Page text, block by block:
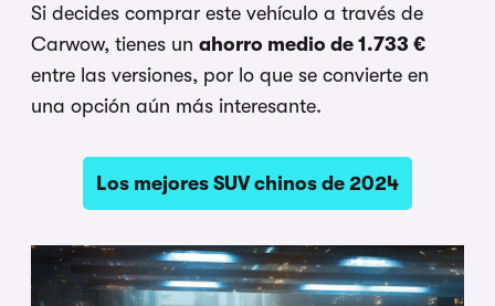
Si decides comprar este vehículo a través de
Carwow, tienes un ahorro medio de 1.733 €
entre las versiones, por lo que se convierte en
una opción aún más interesante.
Los mejores SUV chinos de 2024